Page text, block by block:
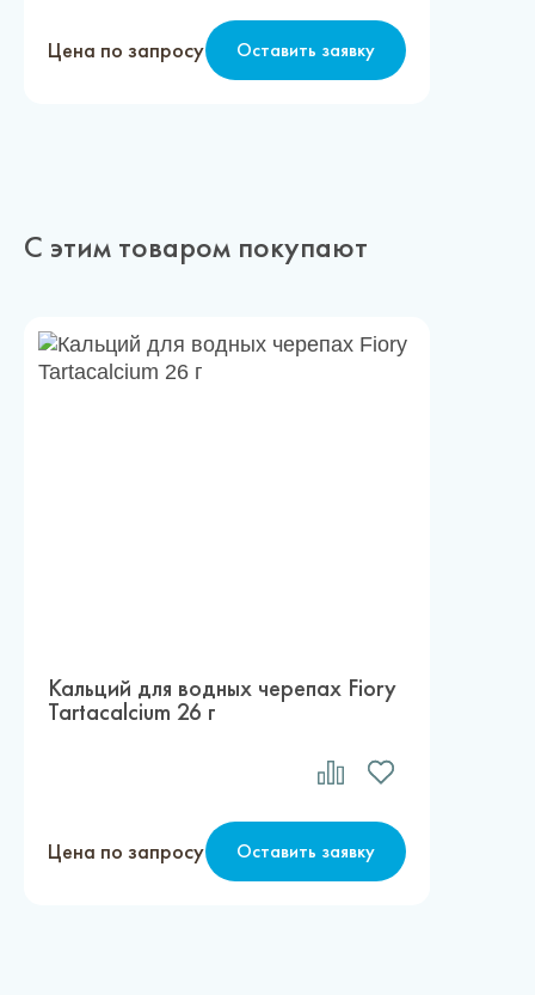
Цена по запросу Оставить заявку
С этим товаром покупают
Кальций для водных черепах Fiory
Tartacalcium 26 г
Цена по запросу Оставить заявку